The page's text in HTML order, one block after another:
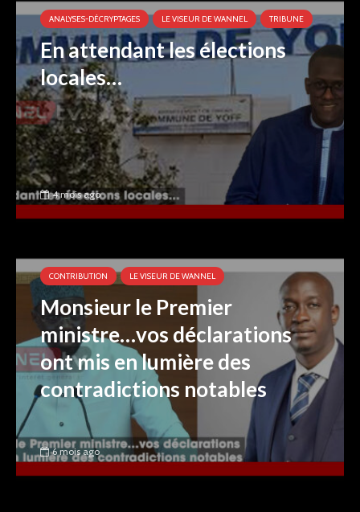
ANALYSES-DÉCRYPTAGES LE VISEUR DE WANNEL TRIBUNE
En attendant les élections
locales…
4 mois ago
CONTRIBUTION LE VISEUR DE WANNEL
Monsieur le Premier
ministre…vos déclarations
ont mis en lumière des
contradictions notables
6 mois ago